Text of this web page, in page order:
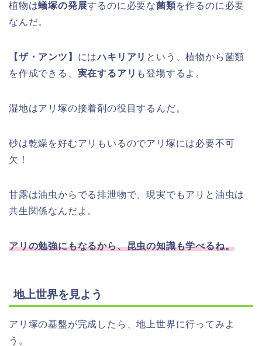
植物は蟻塚の発展するのに必要な菌類を作るのに必要
なんだ。
【ザ・アンツ】 にはハキリアリ という、植物から菌類
を作成できる、 実在するアリ も登場するよ。
湿地はアリ塚の接着剤の役目するんだ。
砂は乾燥を好むアリもいるのでアリ塚には必要不可
欠！
甘露は油虫からでる排泄物で、現実でもアリと油虫は
共生関係なんだよ。
アリの勉強にもなるから、昆虫の知識も学べるね。
地上世界を見よう
アリ塚の基盤が完成したら、地上世界に行ってみよ
う。